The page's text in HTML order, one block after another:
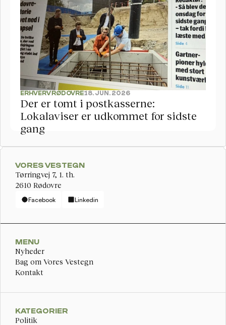
ERHVERV RØDOVRE18. JUN. 2026
Der er tomt i postkasserne:
Lokalaviser er udkommet for sidste
gang
VORES VESTEGN
Tørringvej 7, 1. th.
2610 Rødovre
Facebook Linkedin
MENU
Nyheder
Bag om Vores Vestegn
Kontakt
KATEGORIER
Politik